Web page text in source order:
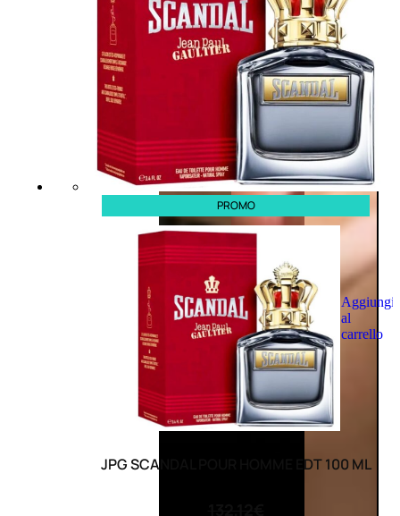
Aggiungi
al
carrello
PROMO
JPG SCANDAL POUR HOMME EDT 100 ML